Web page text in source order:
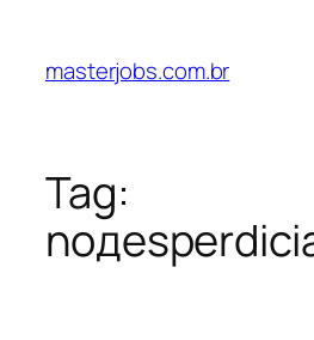
masterjobs.com.br
Tag: